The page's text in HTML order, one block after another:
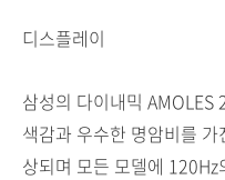
디스플레이
삼성의 다이내믹 AMOLES
색감과 우수한 명암비를
상되며 모든 모델에